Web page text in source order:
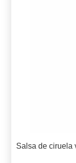
Salsa de ciruela